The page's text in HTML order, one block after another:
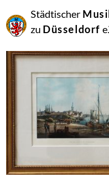
Städtischer
zu Düsseldorf
Februar
2018
Netkotec